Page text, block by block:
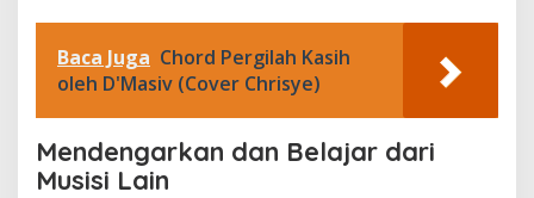
Baca Juga Chord Pergilah Kasih
oleh D'Masiv (Cover Chrisye)
Mendengarkan dan Belajar dari
Musisi Lain